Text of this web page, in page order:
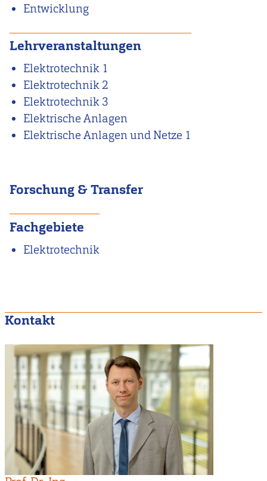
Entwicklung
Lehrveranstaltungen
Elektrotechnik 1
Elektrotechnik 2
Elektrotechnik 3
Elektrische Anlagen
Elektrische Anlagen und Netze 1
Forschung & Transfer
Fachgebiete
Elektrotechnik
Kontakt